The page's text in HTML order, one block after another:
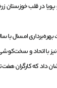
در قلب خوزستان
امسال با
با اتحاد و
داد که کارگران